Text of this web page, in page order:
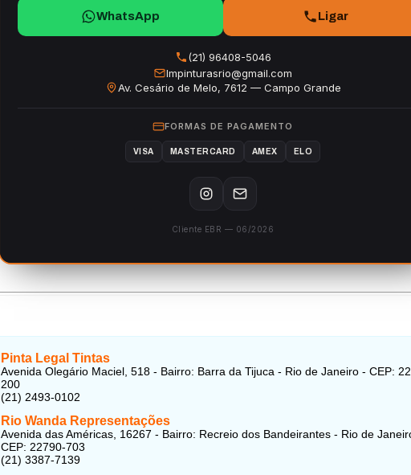
WhatsApp Ligar
(21) 96408-5046
lmpinturasrio@gmail.com
Av. Cesário de Melo, 7612 — Campo Grande
FORMAS DE PAGAMENTO
VISA MASTERCARD AMEX ELO
Cliente EBR — 06/2026
Pinta Legal Tintas
Avenida Olegário Maciel, 518 - Bairro: Barra da Tijuca - Rio de Janeiro - CEP:
200
(21) 2493-0102
Rio Wanda Representações
Avenida das Américas, 16267 - Bairro: Recreio dos Bandeirantes - Rio de
CEP: 22790-703
(21) 3387-7139